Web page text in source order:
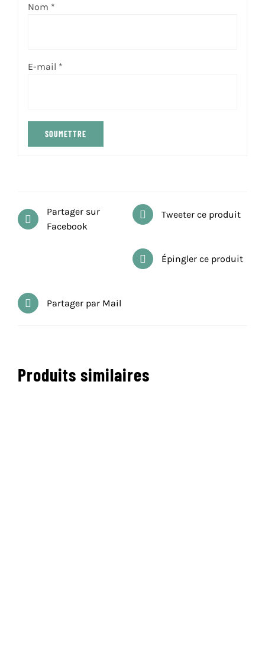
Nom *
E-mail *
Partager sur
Facebook
Tweeter ce produit
Épingler ce produit
Partager par Mail
Produits similaires